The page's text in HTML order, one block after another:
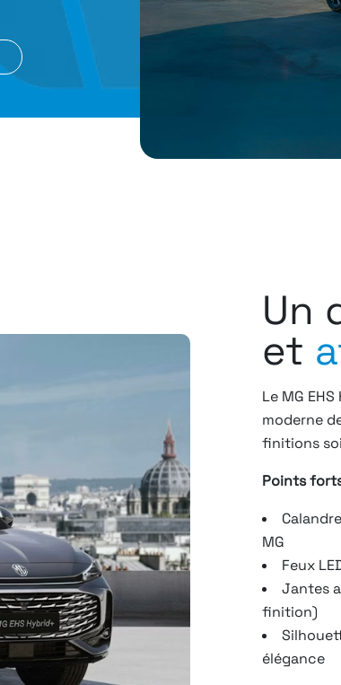
Un
et
Le MG
moderne
finitions
Points
MG
Feux
Jantes
finition)
élégance